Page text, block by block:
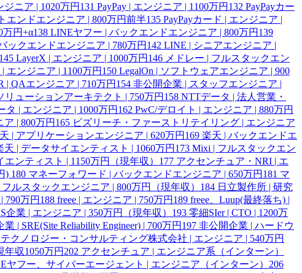
ジニア | 1020万円 131 PayPay | エンジニア | 1100万円 132 PayPayカー
エンドエンジニア | 800万円前半135 PayPayカード | エンジニア |
万円+α138 LINEヤフー | バックエンドエンジニア | 800万円 139
ックエンドエンジニア | 780万円 142 LINE | シニアエンジニア |
145 LayerX | エンジニア | 1000万円 146 メドレー | フルスタックエン
| エンジニア | 1100万円 150 LegalOn | ソフトウェアエンジニア | 900
| QAエンジニア | 710万円 154 非公開企業 | スタッフエンジニア |
リューションアーキテクト | 750万円 158 NTTデータ | 法人営業・
タ | エンジニア | 1000万円 162 PwC/デロイト | エンジニア | 880万円
| 800万円 165 ビズリーチ・ファーストリテイリング | エンジニア
| アプリケーションエンジニア | 620万円 169 楽天 | バックエンドエ
天 | データサイエンティスト | 1060万円 173 Mixi | フルスタックエン
ンティスト | 1150万円（現年収） 177 アクセンチュア・NRI | エ
) 180 マネーフォワード | バックエンドエンジニア | 650万円 181 マ
ルスタックエンジニア | 800万円（現年収） 184 日立製作所 | 研究
790万円 188 freee | エンジニア | 750万円 189 freee、Luup(最終落ち) |
企業 | エンジニア | 350万円（現年収） 193 零細SIer | CTO | 1200万
業 | SRE(Site Reliability Engineer) | 700万円 197 非公開企業 | ハードウ
クノロジー・コンサルティング株式会社 | エンジニア | 540万円
収1050万円 202 アクセンチュア | エンジニア系（インターン）
ヤフー、サイバーエージェント | エンジニア（インターン） 206